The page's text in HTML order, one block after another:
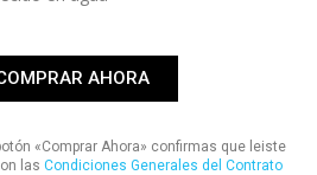
AHORA
«Comprar Ahora» confirmas que leiste
las Condiciones Generales del Contrato